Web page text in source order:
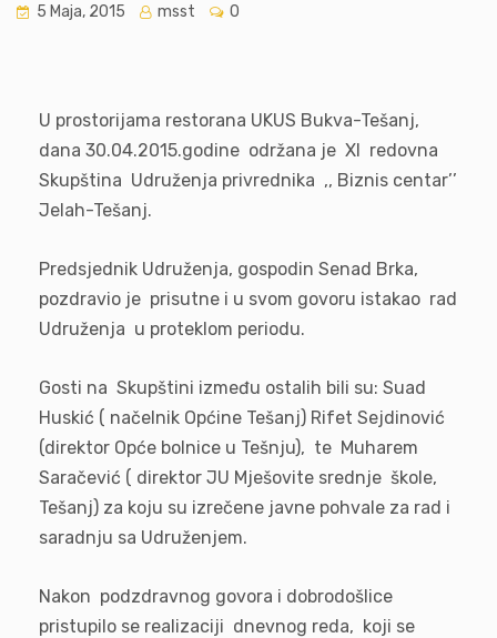
5 Maja, 2015 msst 0
U prostorijama restorana UKUS Bukva-Tešanj,
dana 30.04.2015.godine održana je XI redovna
Skupština Udruženja privrednika ,, Biznis centar’’
Jelah-Tešanj.
Predsjednik Udruženja, gospodin Senad Brka,
pozdravio je prisutne i u svom govoru istakao rad
Udruženja u proteklom periodu.
Gosti na Skupštini između ostalih bili su: Suad
Huskić ( načelnik Općine Tešanj) Rifet Sejdinović
(direktor Opće bolnice u Tešnju), te Muharem
Saračević ( direktor JU Mješovite srednje škole,
Tešanj) za koju su izrečene javne pohvale za rad i
saradnju sa Udruženjem.
Nakon podzdravnog govora i dobrodošlice
pristupilo se realizaciji dnevnog reda, koji se